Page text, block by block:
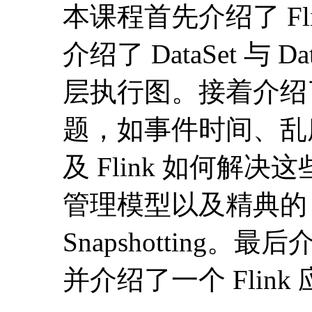
本课程首先介绍了
介绍了 DataSet 与
层执行图。接着介
题，如事件时间、
及 Flink 如何解决这
管理模型以及精典的
Snapshotting。最后
并介绍了一个 Flink